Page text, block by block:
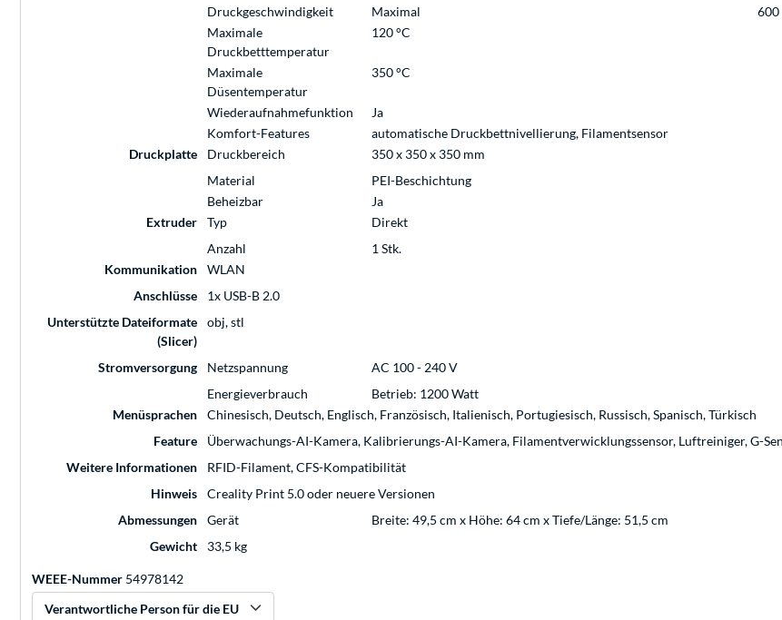
Druckgeschwindigkeit
Maximal
600
Maximale
Druckbetttemperatur
120 °C
Maximale
Düsentemperatur
350 °C
Wiederaufnahmefunktion
Ja
Komfort-Features
automatische Druckbettnivellierung, Filamentsensor
Druckplatte
Druckbereich
350 x 350 x 350 mm
Material
PEI-Beschichtung
Beheizbar
Ja
Extruder
Typ
Direkt
Anzahl
1 Stk.
Kommunikation
WLAN
Anschlüsse
1x USB-B 2.0
Unterstützte Dateiformate
(Slicer)
obj, stl
Stromversorgung Netzspannung
AC 100 - 240 V
Energieverbrauch
Betrieb: 1200 Watt
Menüsprachen
Chinesisch, Deutsch, Englisch, Französisch, Italienisch, Portugiesisch, Russisch, Spanisch, Türkisch
Feature
Überwachungs-AI-Kamera, Kalibrierungs-AI-Kamera, Filamentverwicklungssensor, Luftreiniger, G-
Weitere Informationen
RFID-Filament, CFS-Kompatibilität
Hinweis
Creality Print 5.0 oder neuere Versionen
Abmessungen
Gerät
Breite: 49,5 cm x Höhe: 64 cm x Tiefe/Länge: 51,5 cm
Gewicht
33,5 kg
WEEE-Nummer 54978142
Verantwortliche Person für die EU